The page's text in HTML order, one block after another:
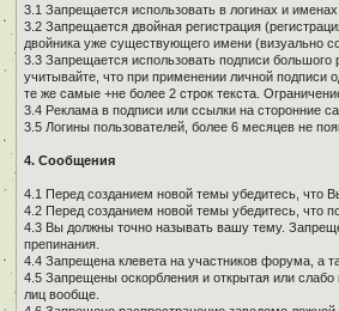
3.1 Запрещается использовать в логинах и
3.2 Запрещается двойная регистрация
двойника уже существующего имени (визуально
3.3 Запрещается использовать подписи
учитывайте, что при применении личной подписи
те же самые +не более 2 строк текста.
3.4 Реклама в подписи или ссылки на сторонние
3.5 Логины пользователей, более 6 месяцев не
4. Сообщения
4.1 Перед созданием новой темы убедитесь, что
4.2 Перед созданием новой темы убедитесь, что
4.3 Вы должны точно называть вашу тему.
препинания.
4.4 Запрещена клевета на участников форума, а
4.5 Запрещены оскорбления и открытая или
лиц вообще.